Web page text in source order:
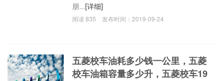
朋...[详细]
阅读835 发布时间：2019-09-24
五菱校车油耗多少钱一公里，五菱
校车油箱容量多少升，五菱校车19